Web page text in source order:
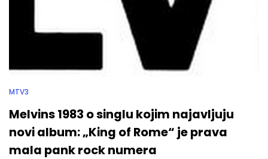
MTV3
Melvins 1983 o singlu kojim najavljuju
novi album: „King of Rome“ je prava
mala pank rock numera